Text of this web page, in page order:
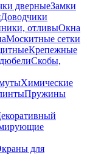
дверныеЗамки
Доводчики
отливыОкна
Москитные сетки
Крепежные
Скобы,
Химические
Пружины
для